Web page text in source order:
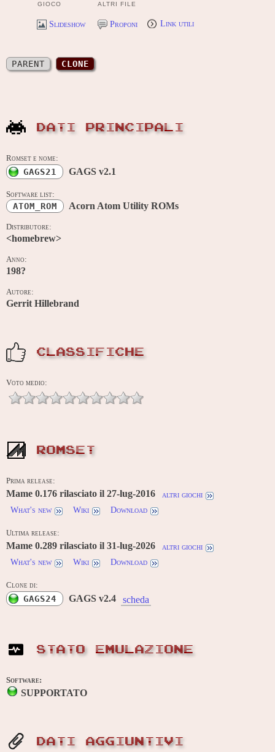
GIOCO ALTRI FILE
Slideshow Proponi Link utili
PARENT CLONE
DATI PRINCIPALI
Romset e nome:
GAGS21 GAGS v2.1
Software list:
ATOM_ROM Acorn Atom Utility ROMs
Distributore:
<homebrew>
Anno:
198?
Autore:
Gerrit Hillebrand
CLASSIFICHE
Voto medio:
ROMSET
Prima release:
Mame 0.176 rilasciato il 27-lug-2016
altri giochi
What's new
Wiki Download
Ultima release:
Mame 0.289 rilasciato il 31-lug-2026
altri giochi
What's new
Wiki Download
Clone di:
GAGS24 GAGS v2.4 scheda
STATO EMULAZIONE
Software:
SUPPORTATO
DATI AGGIUNTIVI